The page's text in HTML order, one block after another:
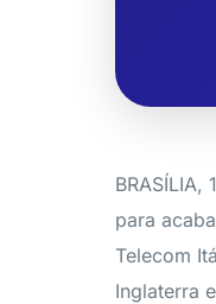
para
Telecom
Inglaterra